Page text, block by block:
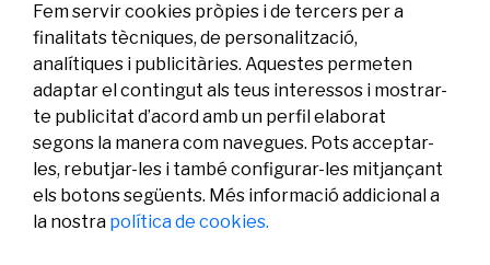
Legal
Avís legal
Activitat
Convocatòries
Social
Fem servir cookies pròpies i de tercers per a
finalitats tècniques, de personalització,
analítiques i publicitàries. Aquestes permeten
adaptar el contingut als teus interessos i mostrar-
te publicitat d’acord amb un perfil elaborat
segons la manera com navegues. Pots acceptar-
les, rebutjar-les i també configurar-les mitjançant
els botons següents. Més informació addicional a
la nostra política de cookies.